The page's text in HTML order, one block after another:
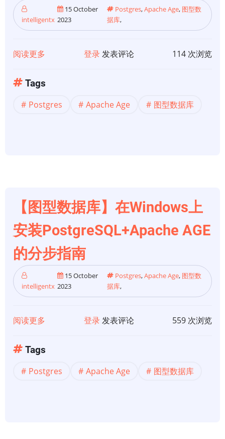
intelligentx
15 October
2023
Postgres,Apache Age, 图型数
据库,
阅读更多
数
现
最
短
路
径
（Dijkstra）
登录发表评论 114 次浏览
Tags
Postgres Apache Age 图型数据库
【图型数据库】在Windows上
安装PostgreSQL+Apache AGE
的分步指南
intelligentx
15 October
2023
Postgres,Apache Age, 图型数
据库,
阅读更多
数
登录发表评论 559 次浏览
Tags
Postgres Apache Age 图型数据库